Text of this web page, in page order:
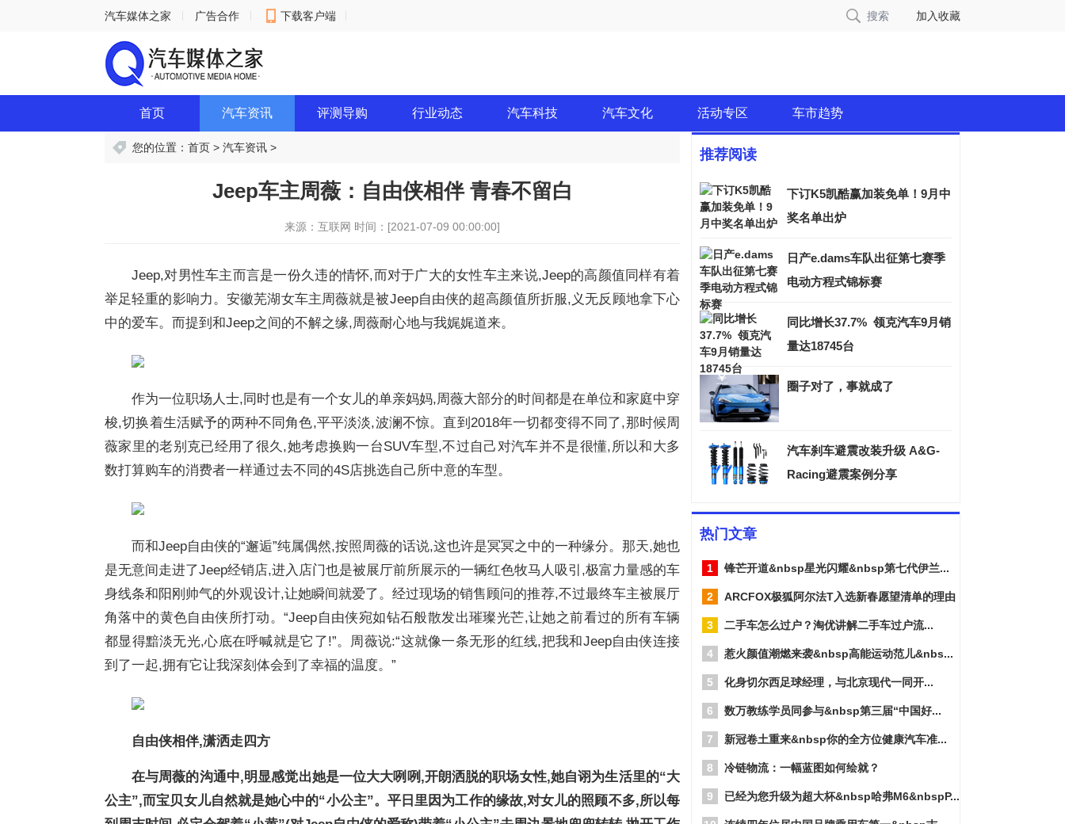
汽车媒体之家 广告合作 下载客户端
意见反馈
搜索 加入收藏
首页 汽车资讯 评测导购 行业动态 汽车科技 汽车文化 活动专区 车市趋势
您的位置： 首页 > 汽车资讯 >
Jeep车主周薇：自由侠相伴 青春不留白
来源：互联网 时间：[2021-07-09 00:00:00]
Jeep,对男性车主而言是一份久违的情怀,而对于广大的女性车主来说,Jeep的高颜值同样有着
举足轻重的影响力。安徽芜湖女车主周薇就是被Jeep自由侠的超高颜值所折服,义无反顾地拿下心
中的爱车。而提到和Jeep之间的不解之缘,周薇耐心地与我娓娓道来。
作为一位职场人士,同时也是有一个女儿的单亲妈妈,周薇大部分的时间都是在单位和家庭中穿
梭,切换着生活赋予的两种不同角色,平平淡淡,波澜不惊。直到2018年一切都变得不同了,那时候周
薇家里的老别克已经用了很久,她考虑换购一台SUV车型,不过自己对汽车并不是很懂,所以和大多
数打算购车的消费者一样通过去不同的4S店挑选自己所中意的车型。
而和Jeep自由侠的“邂逅”纯属偶然,按照周薇的话说,这也许是冥冥之中的一种缘分。那天,她也
是无意间走进了Jeep经销店,进入店门也是被展厅前所展示的一辆红色牧马人吸引,极富力量感的车
身线条和阳刚帅气的外观设计,让她瞬间就爱了。经过现场的销售顾问的推荐,不过最终车主被展厅
角落中的黄色自由侠所打动。“Jeep自由侠宛如钻石般散发出璀璨光芒,让她之前看过的所有车辆
都显得黯淡无光,心底在呼喊就是它了!”。周薇说:“这就像一条无形的红线,把我和Jeep自由侠连接
到了一起,拥有它让我深刻体会到了幸福的温度。”
自由侠相伴,潇洒走四方
在与周薇的沟通中,明显感觉出她是一位大大咧咧,开朗洒脱的职场女性,她自诩为生活里的“大
公主”,而宝贝女儿自然就是她心中的“小公主”。平日里因为工作的缘故,对女儿的照顾不多,所以每
推荐阅读
下订K5凯酷赢加装免单！9月中
奖名单出炉
日产e.dams车队出征第七赛季
电动方程式锦标赛
同比增长37.7% 领克汽车9月销
量达18745台
圈子对了，事就成了
汽车刹车避震改装升级 A&G-
Racing避震案例分享
热门文章
1 锋芒开道&nbsp星光闪耀&nbsp第七代伊兰...
2 ARCFOX极狐阿尔法T入选新春愿望清单的理由
3 二手车怎么过户？淘优讲解二手车过户流...
4 惹火颜值潮燃来袭&nbsp高能运动范儿&nbs...
5 化身切尔西足球经理，与北京现代一同开...
6 数万教练学员同参与&nbsp第三届“中国好...
7 新冠卷土重来&nbsp你的全方位健康汽车准...
8 冷链物流：一幅蓝图如何绘就？
9 已经为您升级为超大杯&nbsp哈弗M6&nbspP...